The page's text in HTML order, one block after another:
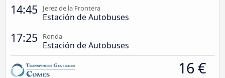
14:45 Jerez de la Frontera
Estación de Autobuses
17:25 Ronda
Estación de Autobuses
16 €